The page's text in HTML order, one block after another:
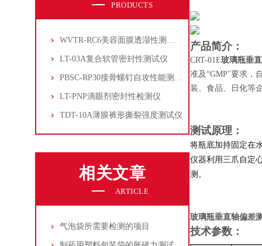
PRODUCTS
WVTR-RC6美容面膜透湿性测试仪
LT-03A复合软管密封性测试仪
PBSC-RP30接骨螺钉自攻性能测试‌仪
LT-PNP滴眼剂密封性检测仪
TDT-10A薄膜裤形撕裂强度测试仪
相关文章
ARTICLE
气泡袋所需要检测的项目
产品简介：
CRT-01E玻璃瓶垂
准及“GMP"要求，
装、食品、日化等
测试原理：
将瓶底加持固定在
仪器利用三爪自定
测。
玻璃瓶垂直轴偏差
技术参数：